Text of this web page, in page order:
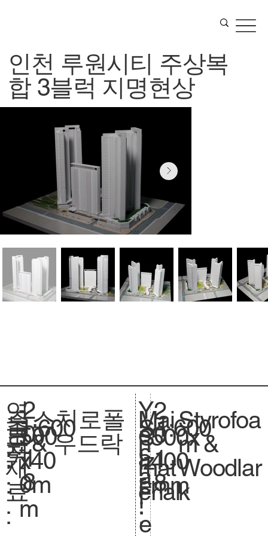
인천 루원시티 주상복
합 3블럭 지명현상
연
도
:
2
0
1
8
주
요
재
료
:
축
척
.
스치로폴
& 우드락
1:600
크
기
.
500
x40
0m
m
Y
e
a
r
:
Mai
n
mat
erial
:
S
c
a
l
e
S
iz
e.
2
0
1
8
1:600
500x
400
mm
Styrofoa
m &
Woodlar
k